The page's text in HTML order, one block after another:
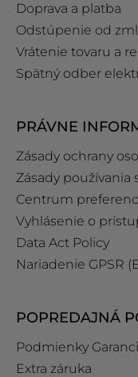
Doprava a platba
Odstúpenie od
Vrátenie tovaru a
Spätný odber
PRÁVNE
Zásady ochrany
Zásady používania
Centrum
Vyhlásenie o
Data Act Policy
Nariadenie GPSR
POPREDAJNÁ
Podmienky
Extra záruka